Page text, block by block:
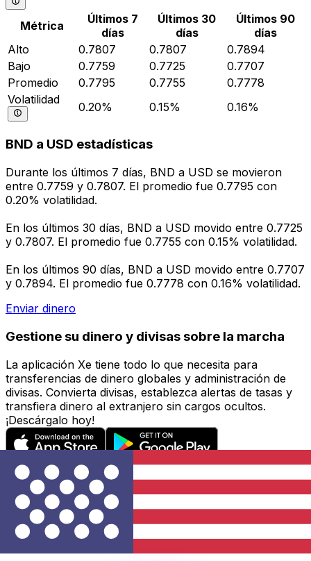
Métrica
Últimos 7
días
Últimos 30
días
Últimos 90
días
Alto
0.7807 0.7807
0.7894
Bajo
0.7759 0.7725
0.7707
Promedio
0.7795 0.7755
0.7778
Volatilidad
0.20% 0.15% 0.16%
BND a USD estadísticas
Durante los últimos 7 días, BND a USD se movieron
entre 0.7759 y 0.7807. El promedio fue 0.7795 con
0.20% volatilidad.
En los últimos 30 días, BND a USD movido entre 0.7725
y 0.7807. El promedio fue 0.7755 con 0.15% volatilidad.
En los últimos 90 días, BND a USD movido entre 0.7707
y 0.7894. El promedio fue 0.7778 con 0.16% volatilidad.
Enviar dinero
Gestione su dinero y divisas sobre la marcha
La aplicación Xe tiene todo lo que necesita para
transferencias de dinero globales y administración de
divisas. Convierta divisas, establezca alertas de tasas y
transfiera dinero al extranjero sin cargos ocultos.
¡Descárgalo hoy!